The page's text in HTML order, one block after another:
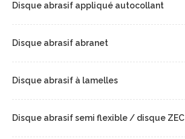
Disque abrasif appliqué autocollant
Disque abrasif abranet
Disque abrasif à lamelles
Disque abrasif semi flexible / disque ZEC